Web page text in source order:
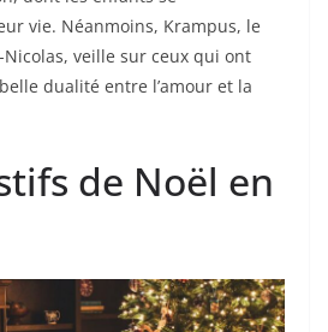
vie. Néanmoins, Krampus, le
veille sur ceux qui ont
dualité entre l’amour et la
de Noël en